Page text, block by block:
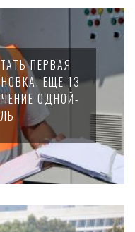
ПЕРВАЯ
ЕЩЕ 13
ОДНОЙ-